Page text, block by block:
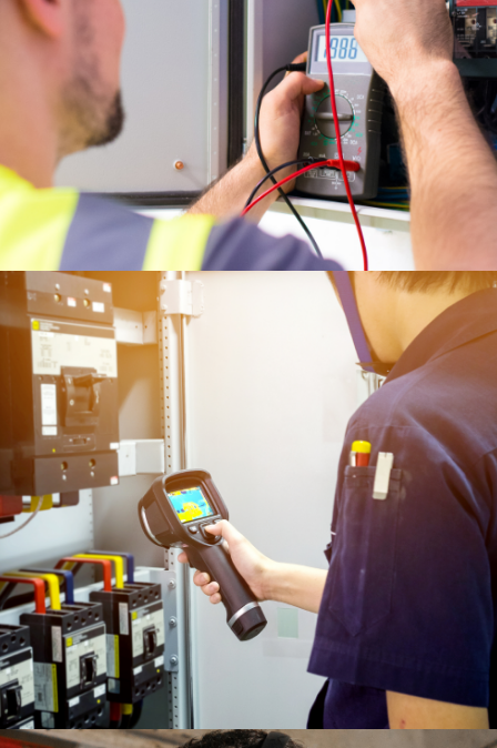
Pomiary
elektryczne
(NN / SW / WN)
CZYTAJ WIĘCEJ
POMIARY
TERMOWIZYJNE
CZYTAJ WIĘCEJ